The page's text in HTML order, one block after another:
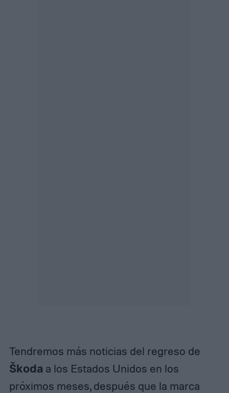
Tendremos más noticias del regreso de
Škoda a los Estados Unidos en los
próximos meses, después que la marca